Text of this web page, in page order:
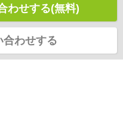
わせする(無料)
合わせする